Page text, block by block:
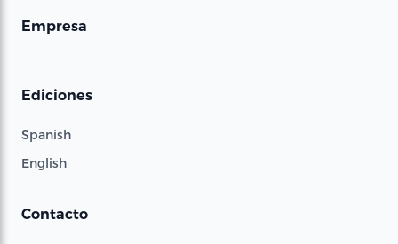
Empresa
Ediciones
Spanish
English
Contacto